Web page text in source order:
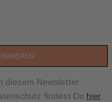
diesem Newsletter
findest Du hier.